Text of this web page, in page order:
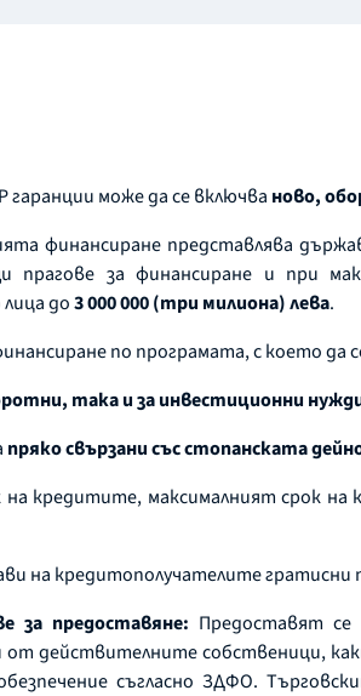
може да се включва ново,
финансиране представлява
за финансиране и при
до3 000 000 (три милиона) лева.
по програмата, с което да
така и за инвестиционни
пряко свързани със стопанската
на кредитите, максималният срок
на кредитополучателите гратисни
за предоставяне: Предоставят се
действителните собственици,
съгласно ЗДФО.